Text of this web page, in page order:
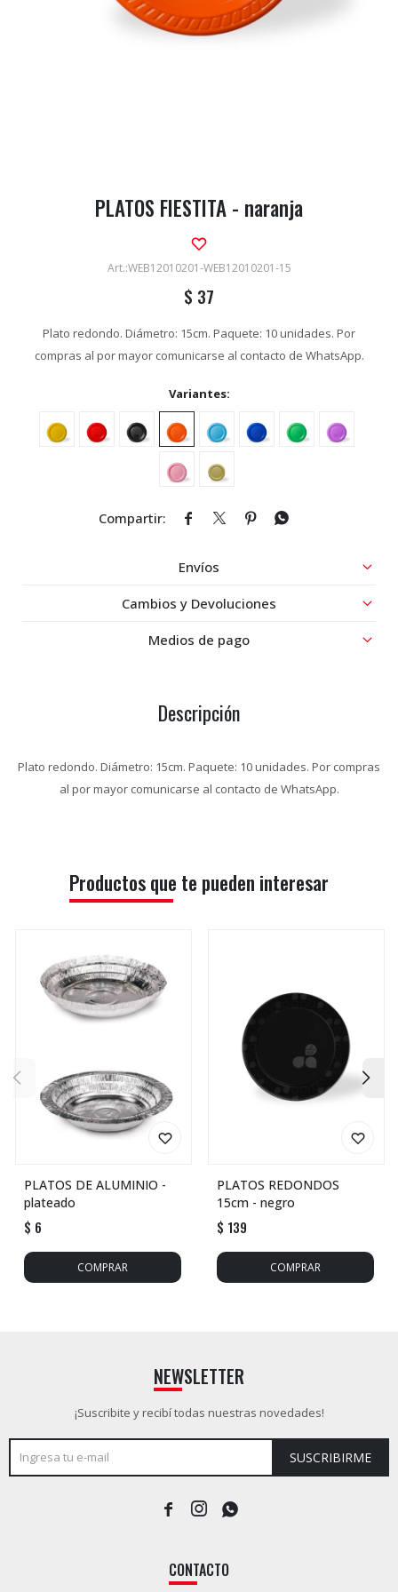
PLATOS FIESTITA - naranja
WEB12010201-WEB12010201-15
$ 37
Plato redondo. Diámetro: 15cm. Paquete: 10 unidades. Por
compras al por mayor comunicarse al contacto de WhatsApp.
Variantes:
   
Envíos
Cambios y Devoluciones
Medios de pago
Descripción
Plato redondo. Diámetro: 15cm. Paquete: 10 unidades. Por compras
al por mayor comunicarse al contacto de WhatsApp.
Productos que te pueden interesar
PLATOS DE ALUMINIO -
plateado
$ 6
PLATOS REDONDOS
15cm - negro
$ 139
CONTACTO
NEWSLETTER
¡Suscribite y recibí todas nuestras novedades!
SUSCRIBIRME
  